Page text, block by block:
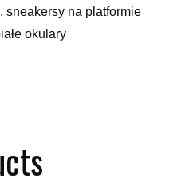
sneakersy na platformie
okulary